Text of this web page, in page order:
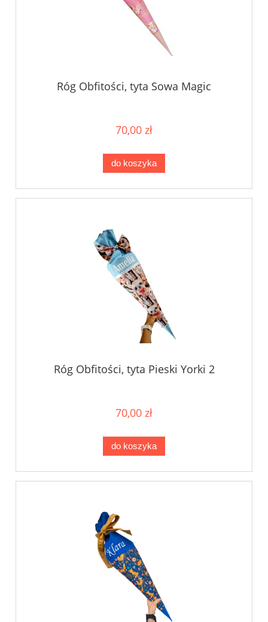
Róg Obfitości, tyta Sowa Magic
70,00 zł
do koszyka
Róg Obfitości, tyta Pieski Yorki 2
70,00 zł
do koszyka